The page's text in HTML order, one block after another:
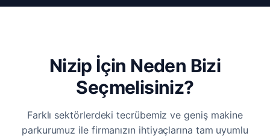
Nizip İçin Neden Bizi
Seçmelisiniz?
Farklı sektörlerdeki tecrübemiz ve geniş makine
parkurumuz ile firmanızın ihtiyaçlarına tam uyumlu